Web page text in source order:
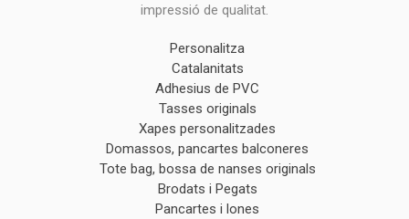
impressió de qualitat.
Personalitza
Catalanitats
Adhesius de PVC
Tasses originals
Xapes personalitzades
Domassos, pancartes balconeres
Tote bag, bossa de nanses originals
Brodats i Pegats
Pancartes i lones